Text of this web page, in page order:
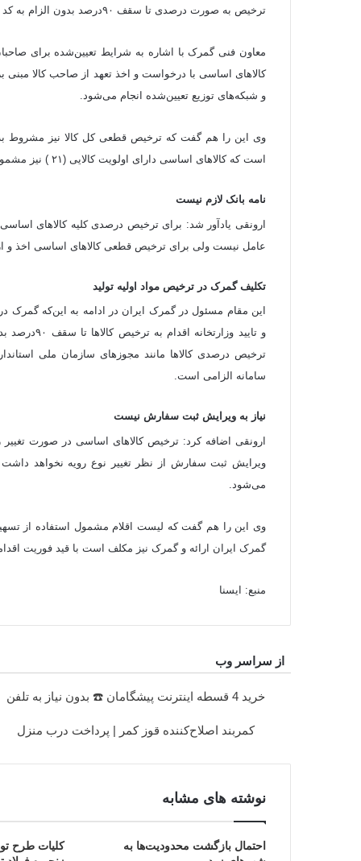
ترخیص به صورت درصدی تا سقف ۹۰درصد بدون الزام به کد رهگیری را دارا هستند.
معاون فنی گمرک با اشاره به شرایط تعیین‌شده برای
کالاهای اساسی با درخواست و اخذ تعهد از صاحب کالا مبنی
و شبکه‌های توزیع تعیین‌شده انجام می‌شود.
وی این را هم گفت که ترخیص قطعی کل کالا نیز مشروط به
است که کالاهای اساسی دارای اولویت کالایی (۲۱ ) نیز مشمول این تسهیلات خواهند بود.
نامه بانک لازم نیست
ارونقی یادآور شد: برای ترخیص درصدی کلیه کالاهای
عامل نیست ولی برای ترخیص قطعی کالاهای اساسی اخذ و
تکلیف گمرک در ترخیص مواد اولیه تولید
این مقام مسئول در گمرک ایران در ادامه به این‌که گمرک
و تایید
ترخیص درصدی کالاها مانند مجوزهای سازمان ملی
سامانه الزامی است.
نیاز به ویرایش ثبت سفارش نیست
ارونقی اضافه کرد: ترخیص کالاهای اساسی در صورت تغییر
ویرایش ثبت سفارش از نظر تغییر نوع رویه نخواهد
می‌شود.
وی این را هم گفت که لیست اقلام مشمول استفاده از
گمرک ایران ارائه و گمرک نیز مکلف است با قید فوریت
منبع: ایسنا
از سراسر وب
خرید 4 قسطه اینترنت پیشگامان ☎️ بدون نیاز به تلفن
کمربند اصلاح‌کننده قوز کمر | پرداخت درب منزل
نوشته های مشابه
احتمال بازگشت محدودیت‌ها به
کلیات طرح